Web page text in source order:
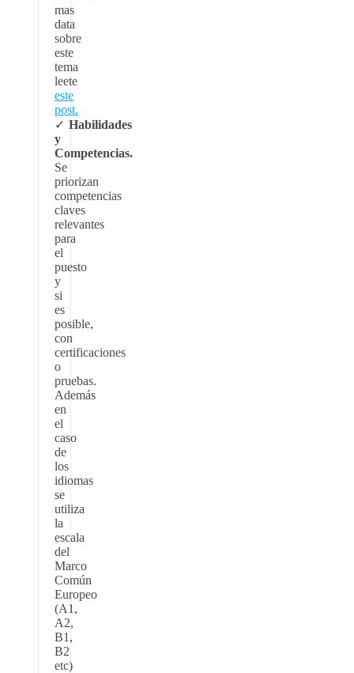
mas
data
sobre
este
tema
leete
este
post.
Habilidades
y
Competencias.
Se
priorizan
competencias
claves
relevantes
para
el
puesto
y
si
es
posible,
con
certificaciones
o
pruebas.
Además
en
el
caso
de
los
idiomas
se
utiliza
la
escala
del
Marco
Común
Europeo
(A1,
A2,
B1,
B2
etc)